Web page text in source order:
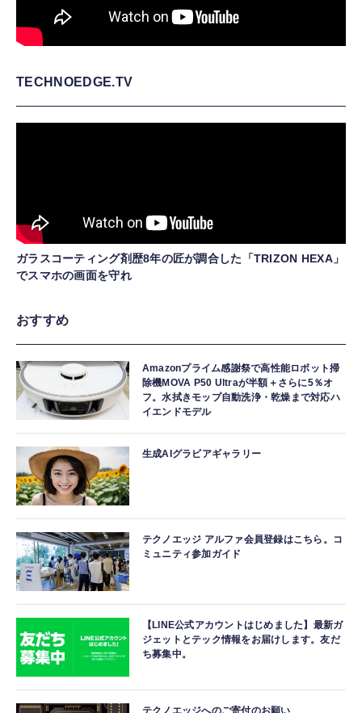
TECHNOEDGE.TV
ガラスコーティング剤歴8年の匠が調合した「TRIZON HEXA」
でスマホの画面を守れ
おすすめ
Amazonプライム感謝祭で高性能ロボット掃
除機MOVA P50 Ultraが半額＋さらに5％オ
フ。水拭きモップ自動洗浄・乾燥まで対応ハ
イエンドモデル
生成AIグラビアギャラリー
テクノエッジ アルファ会員登録はこちら。コ
ミュニティ参加ガイド
【LINE公式アカウントはじめました】最新ガ
ジェットとテック情報をお届けします。友だ
ち募集中。
テクノエッジへのご寄付のお願い